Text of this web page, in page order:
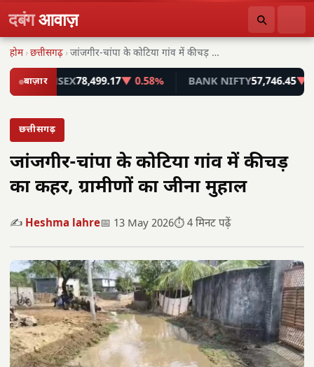
दबंगआवाज़
होम ›छत्तीसगढ़ › जांजगीर-चांपा के कोटिया गांव में कीचड़ का कहर,…
बाज़ार
SENSEX78,499.17▼ 0.58% BANK NIFTY57,746.45▼ 0.55%
छत्तीसगढ़
जांजगीर-चांपा के कोटिया गांव में कीचड़
का कहर, ग्रामीणों का जीना मुहाल
✍️ Heshma lahre📅 13 May 2026⏱️ 4 मिनट पढ़ें